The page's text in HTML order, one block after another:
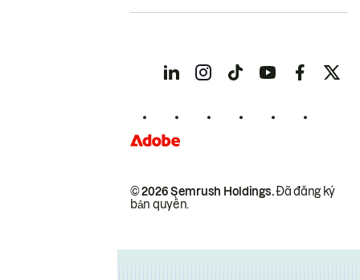
© 2026 Semrush Holdings.Đã đăng ký
bản quyền.